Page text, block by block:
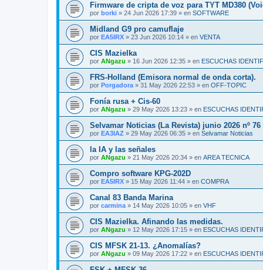
Firmware de cripta de voz para TYT MD380
por borki » 24 Jun 2026 17:39 » en SOFTWARE
Midland G9 pro camuflaje
por EA5IRX » 23 Jun 2026 10:14 » en VENTA
CIS Mazielka
por ANgazu » 16 Jun 2026 12:35 » en ESCUCHAS
FRS-Holland (Emisora normal de onda corta).
por Porgadora » 31 May 2026 22:53 » en OFF-TOPIC
Fonía rusa + Cis-60
por ANgazu » 29 May 2026 13:23 » en ESCUCHAS
Selvamar Noticias (La Revista) junio 2026 nº 76
por EA3IAZ » 29 May 2026 06:35 » en Selvamar Noticias
la IA y las señales
por ANgazu » 21 May 2026 20:34 » en AREA TECNICA
Compro software KPG-202D
por EA5IRX » 15 May 2026 11:44 » en COMPRA
Canal 83 Banda Marina
por carmina » 14 May 2026 10:05 » en VHF
CIS Mazielka. Afinando las medidas.
por ANgazu » 12 May 2026 17:15 » en ESCUCHAS
CIS MFSK 21-13. ¿Anomalías?
por ANgazu » 09 May 2026 17:22 » en ESCUCHAS